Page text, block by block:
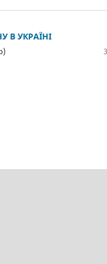
В УКРАЇНІ